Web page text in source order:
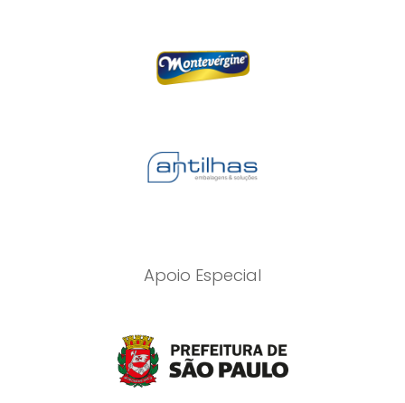
Apoio Especial